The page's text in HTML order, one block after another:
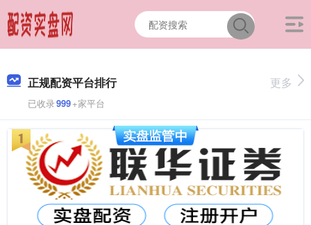
正规配资平台排行
已收录999+家平台
更多